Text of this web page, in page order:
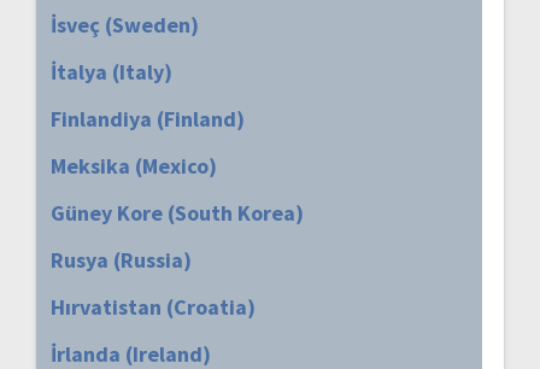
İsveç (Sweden)
İtalya (Italy)
Finlandiya (Finland)
Meksika (Mexico)
Güney Kore (South Korea)
Rusya (Russia)
Hırvatistan (Croatia)
İrlanda (Ireland)